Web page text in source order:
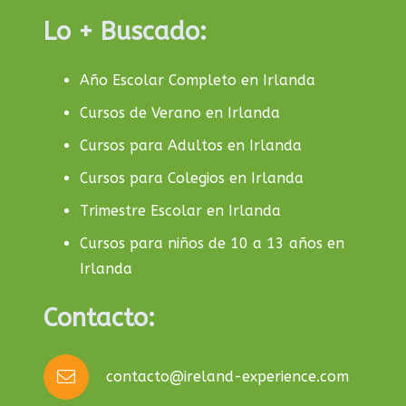
Lo + Buscado:
Año Escolar Completo en Irlanda
Cursos de Verano en Irlanda
Cursos para Adultos en Irlanda
Cursos para Colegios en Irlanda
Trimestre Escolar en Irlanda
Cursos para niños de 10 a 13 años en
Irlanda
Contacto:
contacto@ireland-experience.com